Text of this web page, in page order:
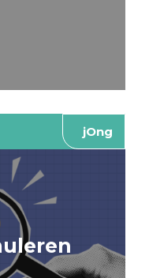
jOng